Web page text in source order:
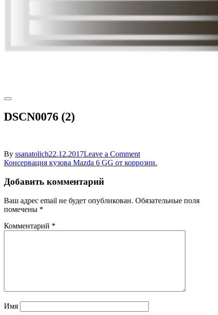
DSCN0076 (2)
By ssanatolich22.12.2017Leave a Commenton
DSCN0076
Навигация
по
записям
Консервация кузова Mazda 6 GG от коррозии.
Добавить комментарий
Ваш адрес email не будет опубликован. Обязательные поля
помечены *
Комментарий *
Имя